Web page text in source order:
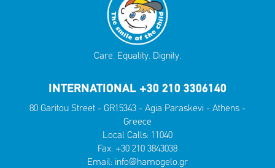
Care. Equality. Dignity.
INTERNATIONAL +30 210 3306140
80 Garitou Street - GR15343 - Agia Paraskevi - Athens -
Greece
Local Calls: 11040
Fax: +30 210 3843038
Email: info@hamogelo.gr